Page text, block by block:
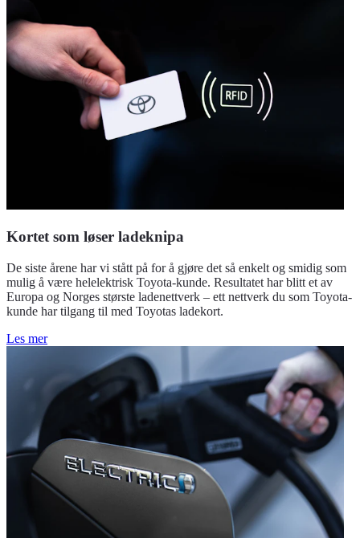
Kortet som løser ladeknipa
De siste årene har vi stått på for å gjøre det så enkelt og smidig som
mulig å være helelektrisk Toyota-kunde. Resultatet har blitt et av
Europa og Norges største ladenettverk – ett nettverk du som Toyota-
kunde har tilgang til med Toyotas ladekort.
Les mer